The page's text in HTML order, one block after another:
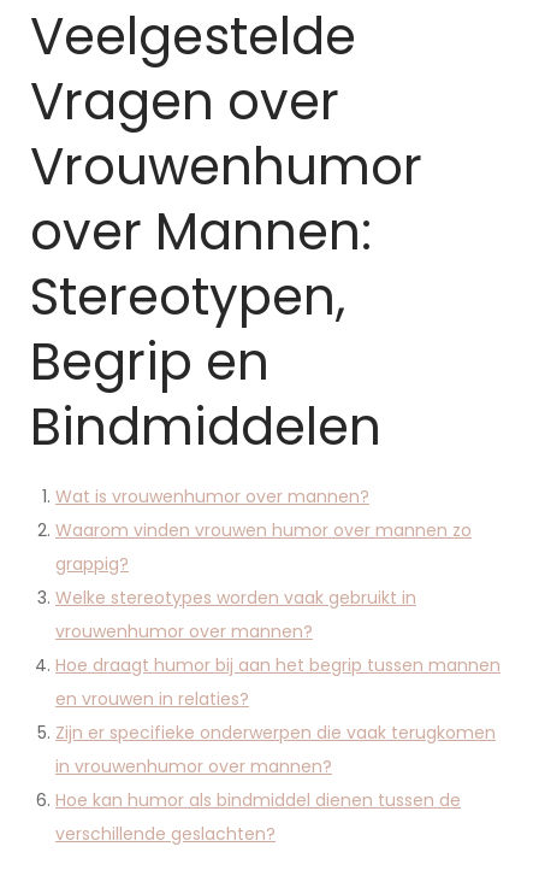
Veelgestelde
Vragen over
Vrouwenhumor
over Mannen:
Stereotypen,
Begrip en
Bindmiddelen
Wat is vrouwenhumor over mannen?
Waarom vinden vrouwen humor over mannen zo
grappig?
Welke stereotypes worden vaak gebruikt in
vrouwenhumor over mannen?
Hoe draagt humor bij aan het begrip tussen mannen
en vrouwen in relaties?
Zijn er specifieke onderwerpen die vaak terugkomen
in vrouwenhumor over mannen?
Hoe kan humor als bindmiddel dienen tussen de
verschillende geslachten?